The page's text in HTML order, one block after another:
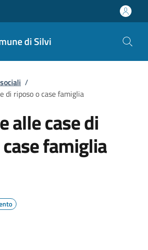
di Silvi
/
di riposo o case famiglia
alle case di
famiglia